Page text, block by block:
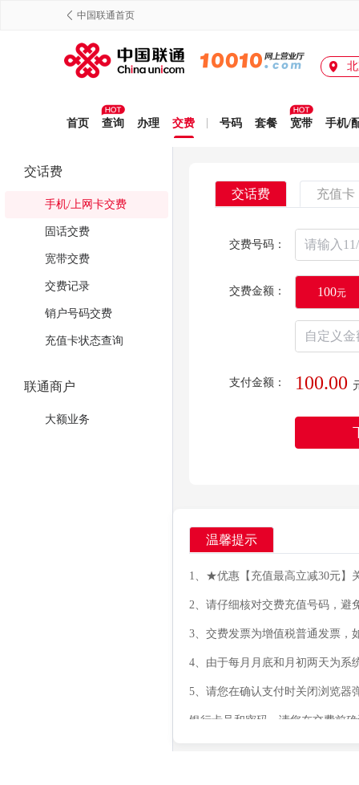
中国联通首页
首页 查询 办理 交费 号码 套餐 宽带 手机/
交话费
手机/上网卡交费
固话交费
宽带交费
交费记录
销户号码交费
充值卡状态查询
联通商户
大额业务
交话费 充值卡
交费号码：
交费金额： 100元
支付金额： 100.00
温馨提示
1、★优惠【充值最高立减30元】
2、请仔细核对交费充值号码，避
3、交费发票为增值税普通发票，
4、由于每月月底和月初两天为系
5、请您在确认支付时关闭浏览器
银行卡号和密码。请您在交费前